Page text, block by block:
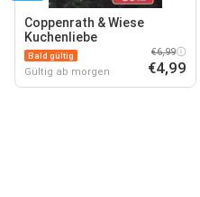
Coppenrath & Wiese
Kuchenliebe
Bald gültig
Gültig ab morgen
€6,99
€4,99